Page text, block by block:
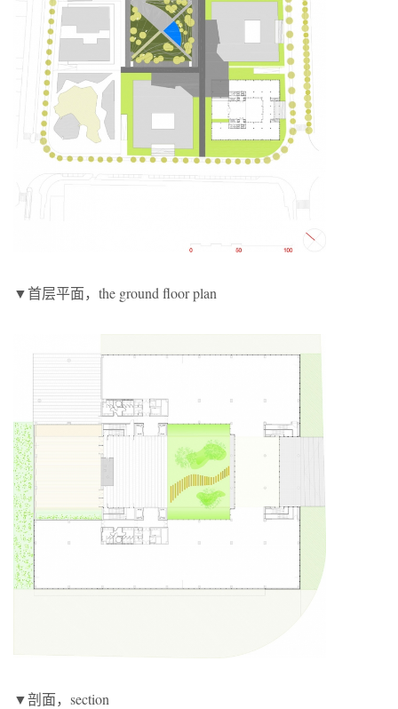
▼首层平面，the ground floor plan
▼剖面，section